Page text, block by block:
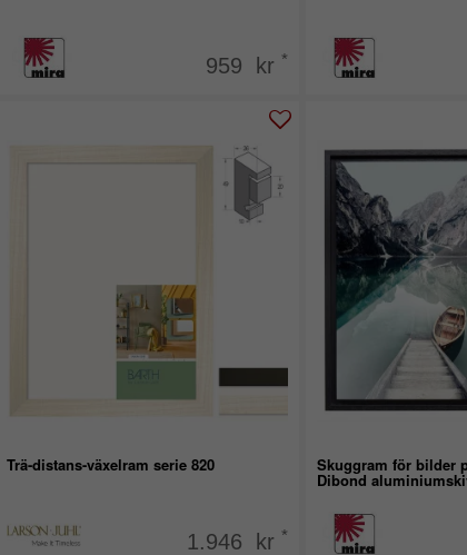
959 kr *
Trä-distans-växelram serie 820
1.946 kr *
Skuggram för bilder
Dibond